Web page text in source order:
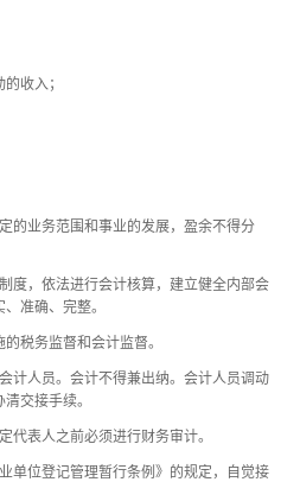
收入；
的业务范围和事业的发展，盈余不得分
度，依法进行会计核算，建立健全内部会
准确、完整。
税务监督和会计监督。
计人员。会计不得兼出纳。会计人员调动
交接手续。
表人之前必须进行财务审计。
单位登记管理暂行条例》的规定，自觉接